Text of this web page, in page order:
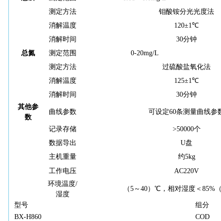
测定方法
钼酸铵分光光度法
消解温度
120±1℃
消解时间
30分钟
总氮
测定范围 0-20mg/L
测定方法
过硫酸盐氧化法
消解温度
125±1℃
消解时间
30分钟
其他参
数
曲线参数 可设定60条测量曲线参
记录存储
>50000个
数据导出
U盘
主机重量
约5kg
工作电压
AC220V
环境温度/
湿度
（5～40）℃，相对湿度＜85%
型号
组分
BX-H860
COD